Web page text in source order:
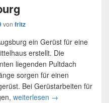
von fritz
ein Gerüst für eine
erstellt. Die
liegenden Pultdach
sorgen für einen
Bei Gerüstarbeiten für
weiterlesen Gerüstbau in
→